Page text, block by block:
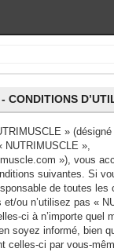
CONDITIONS
»
NUTRIMUSCLE »,
»), vous
suivantes. Si
de toutes
et/ou n’utilisez pas «
ci à n’importe quel
soyez informé, bien
celles-ci par vous-